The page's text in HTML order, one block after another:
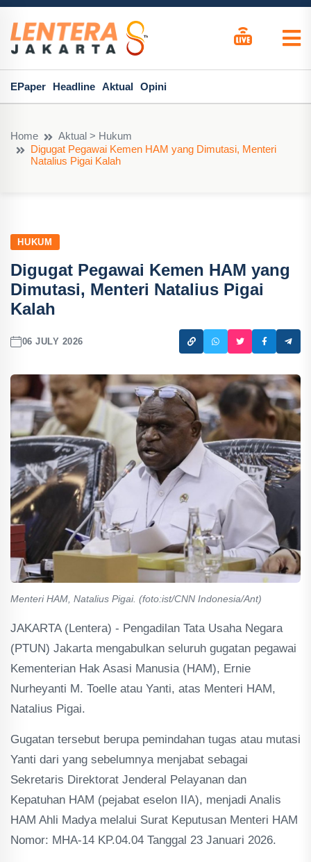
EPaper Headline Aktual Opini
Home
Aktual > Hukum
Digugat Pegawai Kemen HAM yang Dimutasi, Menteri
Natalius Pigai Kalah
HUKUM
Digugat Pegawai Kemen HAM yang
Dimutasi, Menteri Natalius Pigai
Kalah
06 JULY 2026
Menteri HAM, Natalius Pigai. (foto:ist/CNN Indonesia/Ant)
JAKARTA (Lentera) - Pengadilan Tata Usaha Negara
(PTUN) Jakarta mengabulkan seluruh gugatan pegawai
Kementerian Hak Asasi Manusia (HAM), Ernie
Nurheyanti M. Toelle atau Yanti, atas Menteri HAM,
Natalius Pigai.
Gugatan tersebut berupa pemindahan tugas atau mutasi
Yanti dari yang sebelumnya menjabat sebagai
Sekretaris Direktorat Jenderal Pelayanan dan
Kepatuhan HAM (pejabat eselon IIA), menjadi Analis
HAM Ahli Madya melalui Surat Keputusan Menteri HAM
Nomor: MHA-14 KP.04.04 Tanggal 23 Januari 2026.